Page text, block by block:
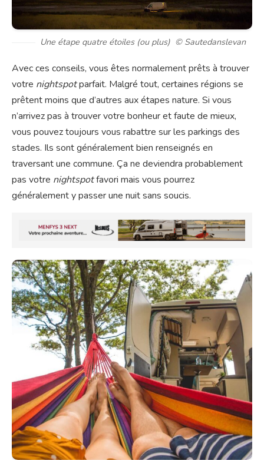
Une étape quatre étoiles (ou plus) © Sautedanslevan
Avec ces conseils, vous êtes normalement prêts à trouver
votre nightspotparfait. Malgré tout, certaines régions se
prêtent moins que d’autres aux étapes nature. Si vous
n’arrivez pas à trouver votre bonheur et faute de mieux,
vous pouvez toujours vous rabattre sur les parkings des
stades. Ils sont généralement bien renseignés en
traversant une commune. Ça ne deviendra probablement
pas votre nightspotfavori mais vous pourrez
généralement y passer une nuit sans soucis.